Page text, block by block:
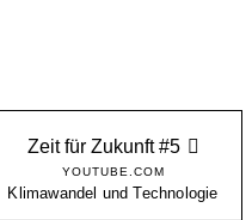
Zeit für Zukunft #5
YOUTUBE.COM
Klimawandel und Technologie